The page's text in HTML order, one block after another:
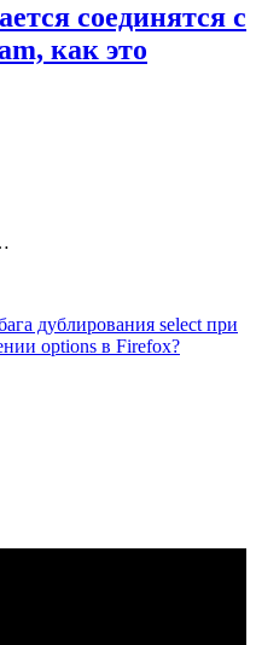
соединятся с
как это
дублирования select при
options в Firefox?